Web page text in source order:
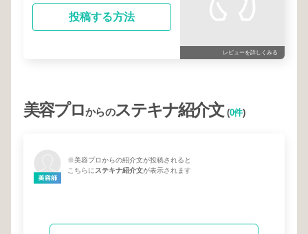
投稿する方法
レビューを詳しくみる
美容プロからのステキナ紹介文(0件)
※美容プロからの紹介文が投稿されると
こちらにステキナ紹介文が表示されます